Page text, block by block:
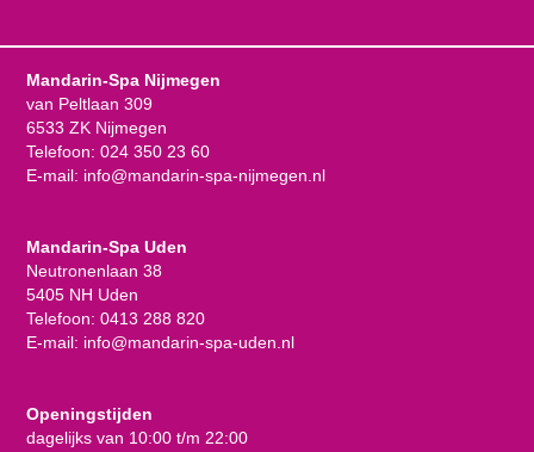
Mandarin-Spa Nijmegen
van Peltlaan 309
6533 ZK Nijmegen
Telefoon: 024 350 23 60
E-mail: info@mandarin-spa-nijmegen.nl
Mandarin-Spa Uden
Neutronenlaan 38
5405 NH Uden
Telefoon: 0413 288 820
E-mail: info@mandarin-spa-uden.nl
Openingstijden
dagelijks van 10:00 t/m 22:00